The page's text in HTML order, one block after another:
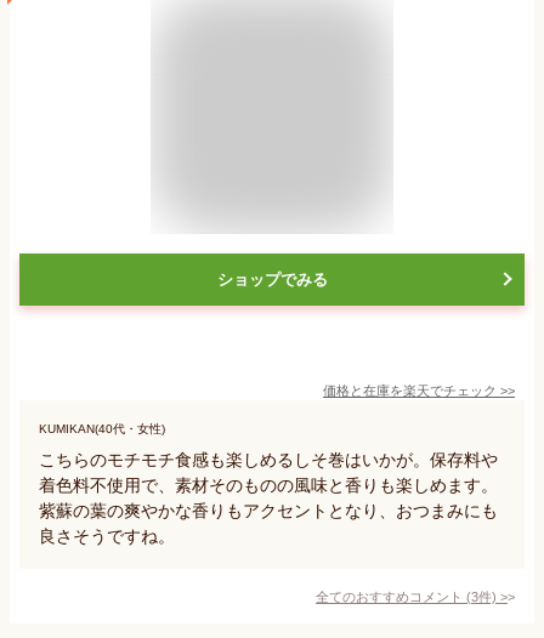
ショップでみる
価格と在庫を楽天でチェック >>
KUMIKAN(40代・女性)
こちらのモチモチ食感も楽しめるしそ巻はいかが。保存料や
着色料不使用で、素材そのものの風味と香りも楽しめます。
紫蘇の葉の爽やかな香りもアクセントとなり、おつまみにも
良さそうですね。
全てのおすすめコメント (3件) >